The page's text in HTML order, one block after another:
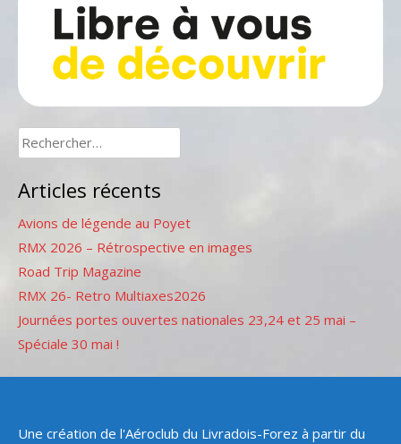
Rechercher :
Articles récents
Avions de légende au Poyet
RMX 2026 – Rétrospective en images
Road Trip Magazine
RMX 26- Retro Multiaxes2026
Journées portes ouvertes nationales 23,24 et 25 mai –
Spéciale 30 mai !
Une création de l'Aéroclub du Livradois-Forez à partir du